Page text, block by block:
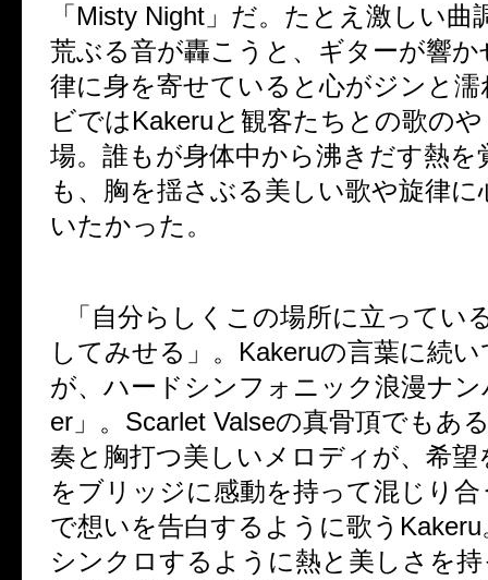
「 Misty Night 」だ。たとえ激しい曲
荒ぶる音が轟こうと、ギターが響
律に身を寄せていると心がジンと
ビではKakeruと観客たちとの歌の
場。誰もが身体中から沸きだす熱を
も、胸を揺さぶる美しい歌や旋律
いたかった。
「自分らしくこの場所に立ってい
してみせる」。 Kakeruの言葉に続
が、ハードシンフォニック浪漫ナ
er 」。 Scarlet Valseの真骨頂でもあ
奏と胸打つ美しいメロディが、希望
をブリッジに感動を持って混じり
で想いを告白するように歌う Kakeru
シンクロするように熱と美しさを